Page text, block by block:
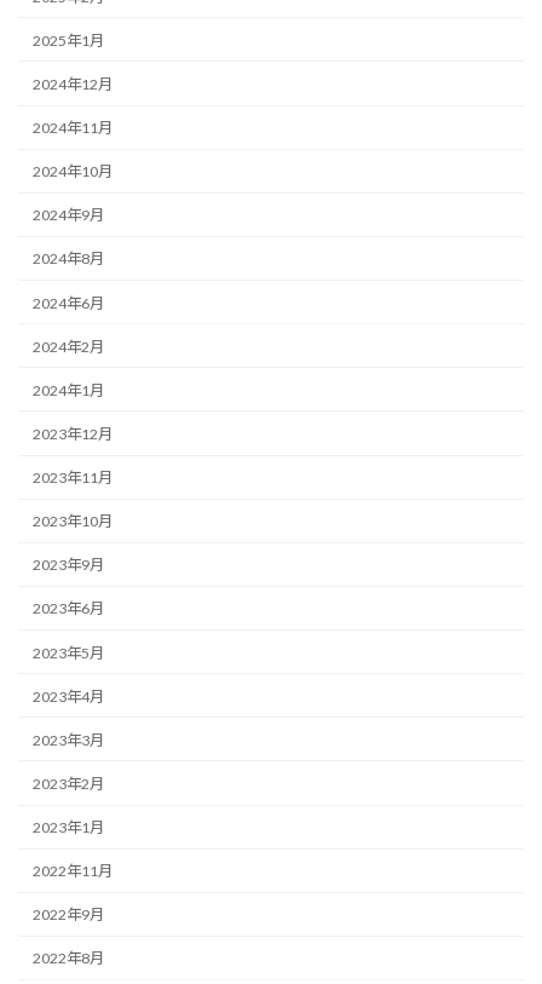
2025年1月
2024年12月
2024年11月
2024年10月
2024年9月
2024年8月
2024年6月
2024年2月
2024年1月
2023年12月
2023年11月
2023年10月
2023年9月
2023年6月
2023年5月
2023年4月
2023年3月
2023年2月
2023年1月
2022年11月
2022年9月
2022年8月